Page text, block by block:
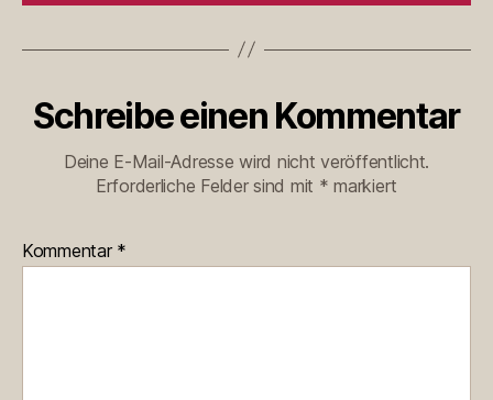
Schreibe einen Kommentar
Deine E-Mail-Adresse wird nicht veröffentlicht.
Erforderliche Felder sind mit * markiert
Kommentar *